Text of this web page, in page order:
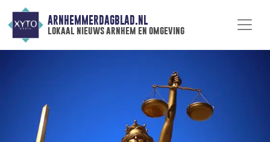
ARNHEMMERDAGBLAD.NL
lokaal nieuws arnhem en omgeving